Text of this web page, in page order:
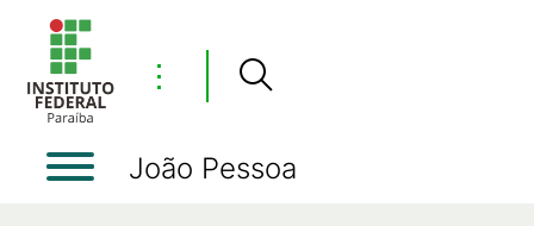
⋮
João Pessoa